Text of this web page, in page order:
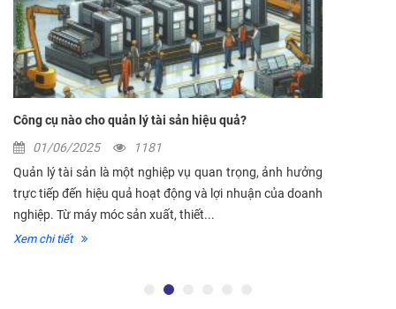
Công cụ nào cho quản lý tài sản hiệu quả?
01/06/2025
1181
Quản lý tài sản là một nghiệp vụ quan trọng, ảnh hưởng
trực tiếp đến hiệu quả hoạt động và lợi nhuận của doanh
nghiệp. Từ máy móc sản xuất, thiết...
Xem chi tiết